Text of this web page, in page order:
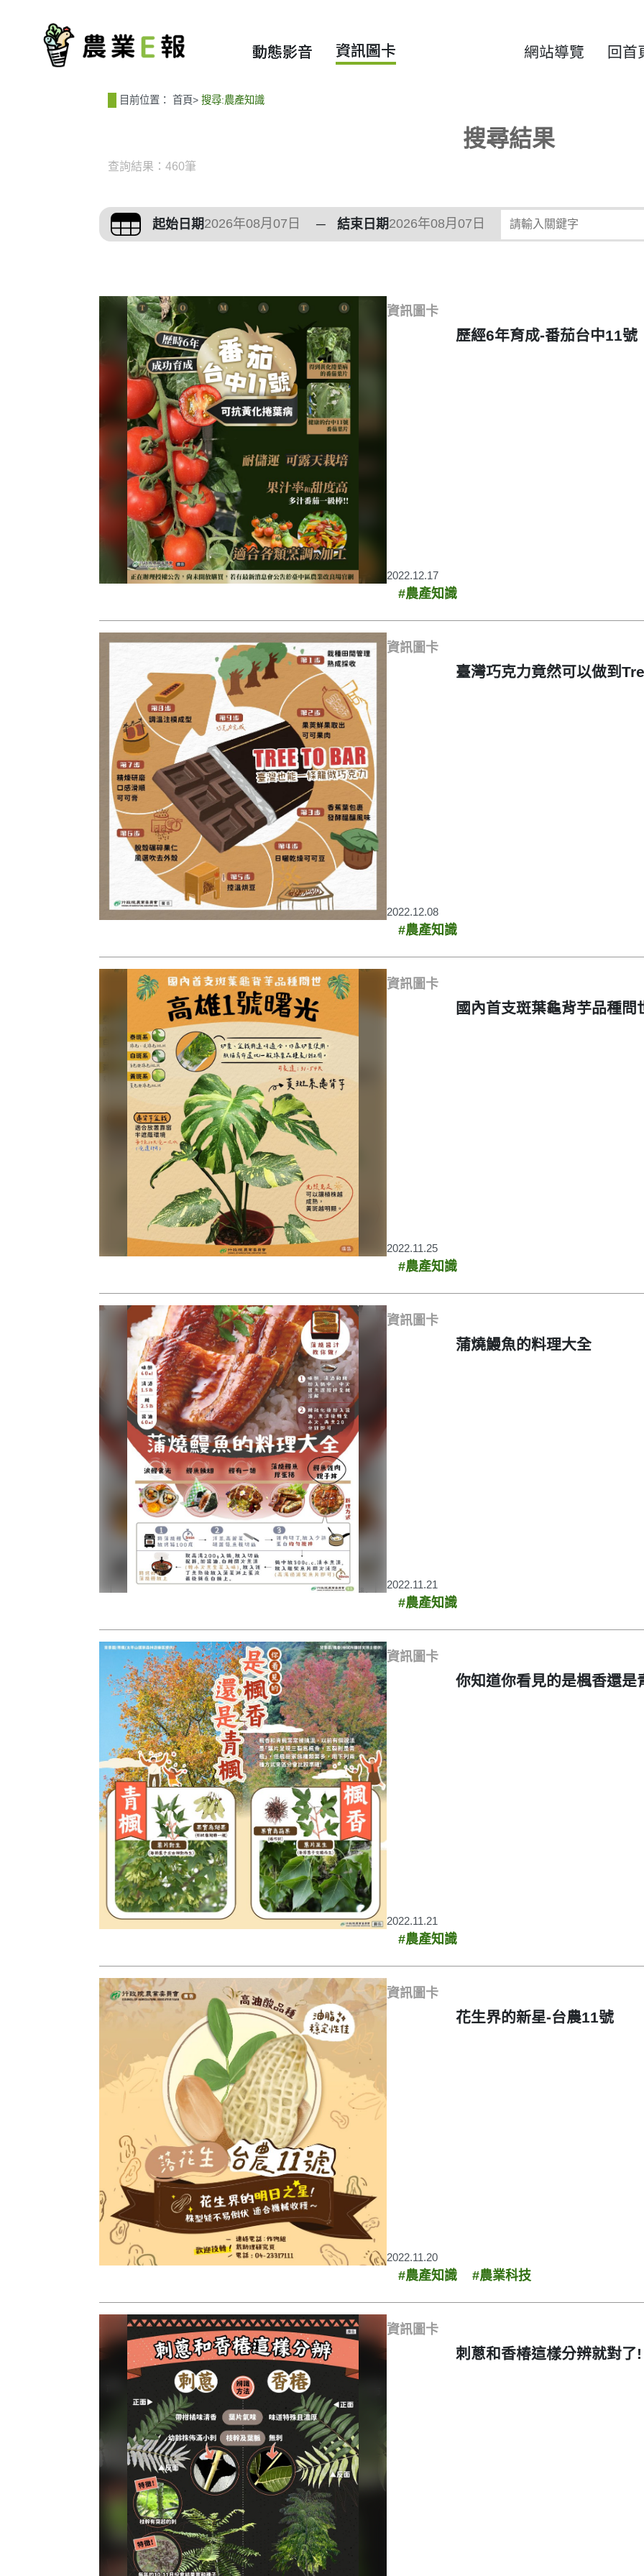
動態影音 資訊圖卡 網站導覽 回首
目前位置： 首頁> 搜尋:農產知識
搜尋結果
查詢結果：460筆
篩選與搜尋條件
起始日期 結束日期 請輸入關鍵字
搜尋結果列表
資訊圖卡
歷經6年育成-番茄台中11號
2022.12.17
#農產知識
資訊圖卡
臺灣巧克力竟然可以做到
2022.12.08
#農產知識
資訊圖卡
國內首支斑葉龜背芋品種問
2022.11.25
#農產知識
資訊圖卡
蒲燒鰻魚的料理大全
2022.11.21
#農產知識
資訊圖卡
你知道你看見的是楓香還是
2022.11.21
#農產知識
資訊圖卡
花生界的新星-台農11號
2022.11.20
#農產知識 #農業科技
資訊圖卡
刺蔥和香椿這樣分辨就對了!